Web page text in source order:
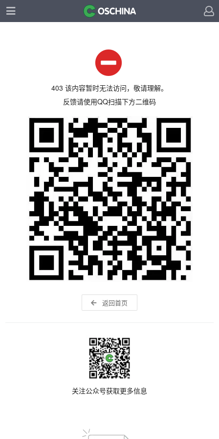
403 该内容暂时无法访问，敬请理解。
反馈请使用QQ扫描下方二维码
返回首页
关注公众号获取更多信息